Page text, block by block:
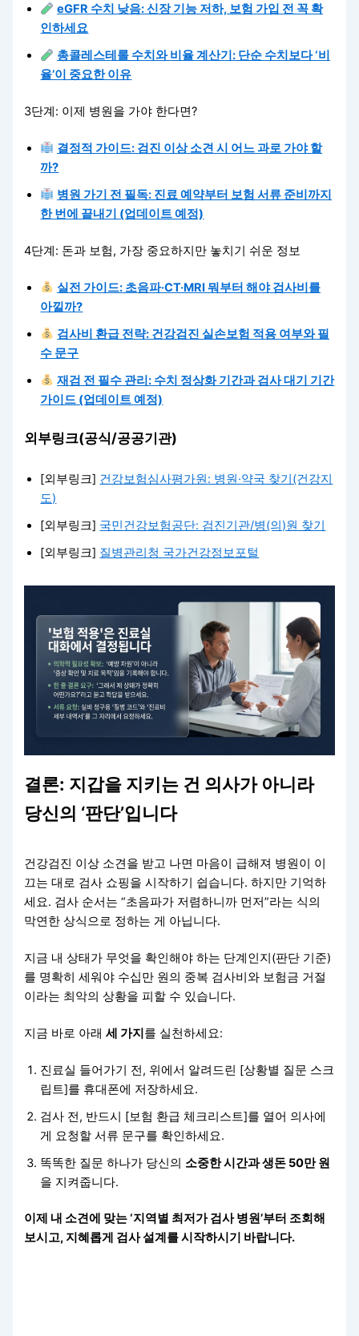
eGFR 수치 낮음: 신장 기능 저하, 보험 가입 전 꼭 확
인하세요
총콜레스테롤 수치와 비율 계산기: 단순 수치보다 ‘비
율’이 중요한 이유
3단계: 이제 병원을 가야 한다면?
결정적 가이드: 검진 이상 소견 시 어느 과로 가야 할
까?
병원 가기 전 필독: 진료 예약부터 보험 서류 준비까지
한 번에 끝내기 (업데이트 예정)
4단계: 돈과 보험, 가장 중요하지만 놓치기 쉬운 정보
실전 가이드: 초음파·CT·MRI 뭐부터 해야 검사비를
아낄까?
검사비 환급 전략: 건강검진 실손보험 적용 여부와 필
수 문구
재검 전 필수 관리: 수치 정상화 기간과 검사 대기 기간
가이드 (업데이트 예정)
외부링크(공식/공공기관)
[외부링크] 건강보험심사평가원: 병원·약국 찾기(건강지
도)
[외부링크] 국민건강보험공단: 검진기관/병(의)원 찾기
[외부링크] 질병관리청 국가건강정보포털
결론: 지갑을 지키는 건 의사가 아니라
당신의 ‘판단’입니다
건강검진 이상 소견을 받고 나면 마음이 급해져 병원이 이
끄는 대로 검사 쇼핑을 시작하기 쉽습니다. 하지만 기억하
세요. 검사 순서는 “초음파가 저렴하니까 먼저”라는 식의
막연한 상식으로 정하는 게 아닙니다.
지금 내 상태가 무엇을 확인해야 하는 단계인지(판단 기준)
를 명확히 세워야 수십만 원의 중복 검사비와 보험금 거절
이라는 최악의 상황을 피할 수 있습니다.
지금 바로 아래세 가지를 실천하세요:
진료실 들어가기 전, 위에서 알려드린 [상황별 질문 스크
립트]를 휴대폰에 저장하세요.
검사 전, 반드시 [보험 환급 체크리스트]를 열어 의사에
게 요청할 서류 문구를 확인하세요.
똑똑한 질문 하나가 당신의 소중한 시간과 생돈 50만 원
을 지켜줍니다.
이제 내 소견에 맞는 ‘지역별 최저가 검사 병원’부터 조회해
보시고, 지혜롭게 검사 설계를 시작하시기 바랍니다.